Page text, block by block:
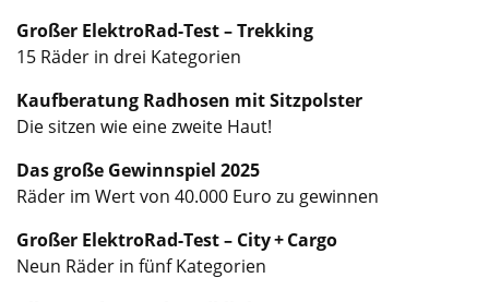
Großer ElektroRad-Test – Trekking
15 Räder in drei Kategorien
Kaufberatung Radhosen mit Sitzpolster
Die sitzen wie eine zweite Haut!
Das große Gewinnspiel 2025
Räder im Wert von 40.000 Euro zu gewinnen
Großer ElektroRad-Test – City + Cargo
Neun Räder in fünf Kategorien